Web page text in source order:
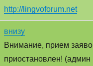
http://lingvoforum.net
внизу
Внимание, прием
приостановлен! (админ